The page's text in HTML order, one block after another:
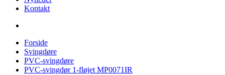
Kontakt
Forside
Svingdøre
PVC-svingdøre
PVC-svingdør 1-fløjet MP0071IR